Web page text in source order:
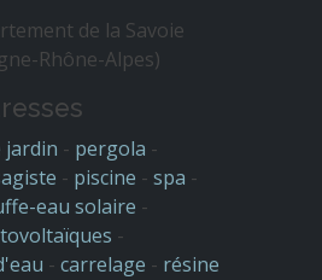
de la Savoie
Rhône-Alpes)
jardin - pergola -
- piscine - spa -
eau solaire -
-
- carrelage - résine